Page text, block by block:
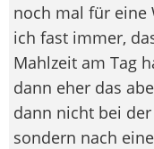
noch mal für eine
ich fast immer,
Mahlzeit am Tag
dann eher das
dann nicht bei
sondern nach